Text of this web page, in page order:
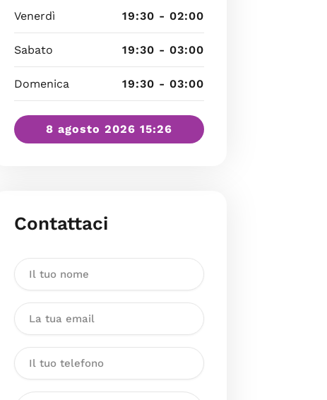
Venerdì 19:30 - 02:00
Sabato 19:30 - 03:00
Domenica 19:30 - 03:00
8 agosto 2026 15:26
Contattaci